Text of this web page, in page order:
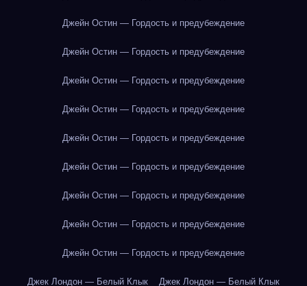
Джейн Остин — Гордость и предубеждение
Джейн Остин — Гордость и предубеждение
Джейн Остин — Гордость и предубеждение
Джейн Остин — Гордость и предубеждение
Джейн Остин — Гордость и предубеждение
Джейн Остин — Гордость и предубеждение
Джейн Остин — Гордость и предубеждение
Джейн Остин — Гордость и предубеждение
Джейн Остин — Гордость и предубеждение
Джек Лондон — Белый Клык Джек Лондон — Белый Клык